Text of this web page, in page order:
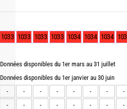
1033 1033 1033 1033 1034 1034 1034
Données disponibles du 1er mars au 31 juillet
Données disponibles du 1er janvier au 30 juin
-
- - - - - -
-
-
- - - - - - -